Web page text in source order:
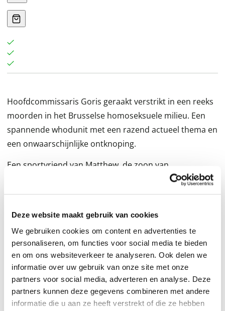
Deze website maakt gebruik van cookies
We gebruiken cookies om content en advertenties te
personaliseren, om functies voor social media te bieden
en om ons websiteverkeer te analyseren. Ook delen we
informatie over uw gebruik van onze site met onze
partners voor social media, adverteren en analyse. Deze
partners kunnen deze gegevens combineren met andere
informatie die u aan ze heeft verstrekt of die ze hebben
Hoofdcommissaris Goris geraakt verstrikt in een reeks
moorden in het Brusselse homoseksuele milieu. Een
spannende whodunit met een razend actueel thema en
een onwaarschijnlijke ontknoping.
Een sportvriend van Matthew, de zoon van
hoofdcommissaris Goris, vertrouwt hem toe dat hij
wordt bedreigd door een onbekende die niet alleen
om er niets over te zeggen aan zijn vader, uit schrik
voor represailles van de stalker.
Ondertussen wordt in een bushokje in de Brusselse
wijk Neder-over-Heembeek het lichaam gevonden van
een man, die om nog onbekende redenen
neergeschoten is. Goris en Pauwels worden belast met